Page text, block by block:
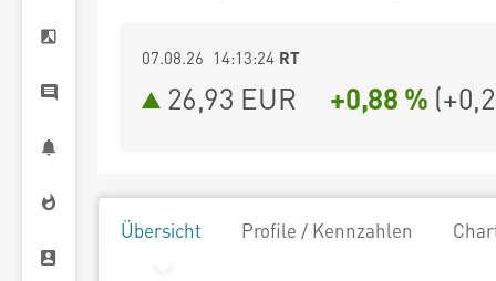
07.08.26 14:13:24 RT
26,93 EUR +0,88 % (
Übersicht Profile / Kennzahlen